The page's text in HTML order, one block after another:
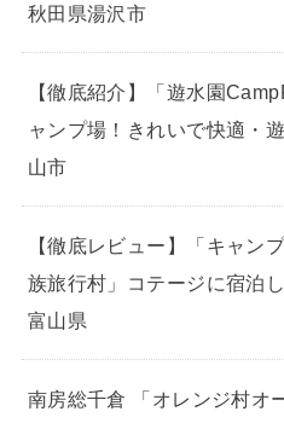
秋田県湯沢市
【徹底紹介】「遊水園
ャンプ場！きれいで快適・
山市
【徹底レビュー】「キャン
族旅行村」コテージに宿泊
富山県
南房総千倉 「オレンジ村オ